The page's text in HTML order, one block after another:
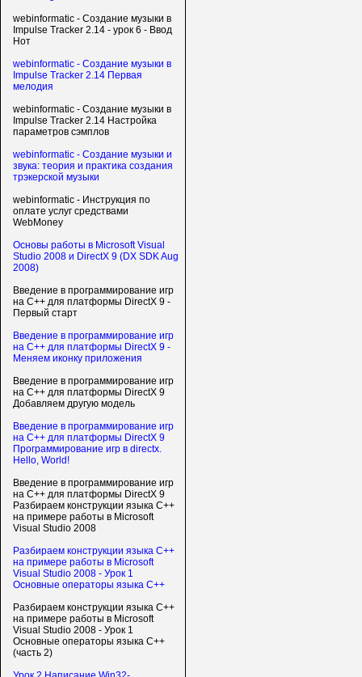
webinformatic - Создание музыки в
Impulse Tracker 2.14 - урок 6 - Ввод
Нот
webinformatic - Создание музыки в
Impulse Tracker 2.14 Первая
мелодия
webinformatic - Создание музыки в
Impulse Tracker 2.14 Настройка
параметров сэмплов
webinformatic - Создание музыки и
звука: теория и практика создания
трэкерской музыки
webinformatic - Инструкция по
оплате услуг средствами
WebMoney
Основы работы в Microsoft Visual
Studio 2008 и DirectX 9 (DX SDK Aug
2008)
Введение в программирование игр
на С++ для платформы DirectX 9 -
Первый старт
Введение в программирование игр
на С++ для платформы DirectX 9 -
Меняем иконку приложения
Введение в программирование игр
на С++ для платформы DirectX 9
Добавляем другую модель
Введение в программирование игр
на С++ для платформы DirectX 9
Программирование игр в directx.
Hello, World!
Введение в программирование игр
на С++ для платформы DirectX 9
Разбираем конструкции языка C++
на примере работы в Microsoft
Visual Studio 2008
Разбираем конструкции языка C++
на примере работы в Microsoft
Visual Studio 2008 - Урок 1
Основные операторы языка C++
Разбираем конструкции языка C++
на примере работы в Microsoft
Visual Studio 2008 - Урок 1
Основные операторы языка C++
(часть 2)